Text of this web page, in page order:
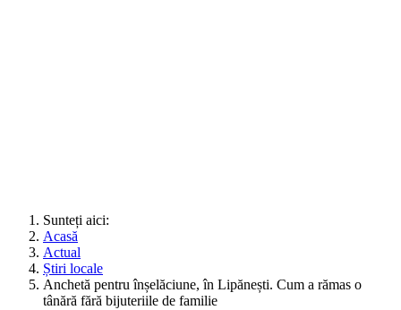
Sunteți aici:
Acasă
Actual
Știri locale
Anchetă pentru înșelăciune, în Lipănești. Cum a rămas o
tânără fără bijuteriile de familie